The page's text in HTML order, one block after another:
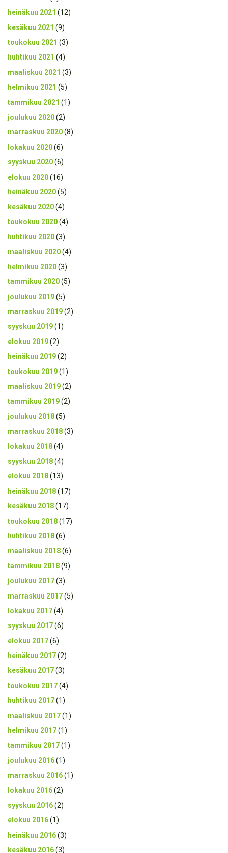
heinäkuu 2021 (12)
kesäkuu 2021 (9)
toukokuu 2021 (3)
huhtikuu 2021 (4)
maaliskuu 2021 (3)
helmikuu 2021 (5)
tammikuu 2021 (1)
joulukuu 2020(2)
marraskuu 2020(8)
lokakuu 2020(6)
syyskuu 2020(6)
elokuu 2020(16)
heinäkuu 2020(5)
kesäkuu 2020(4)
toukokuu 2020(4)
huhtikuu 2020(3)
maaliskuu 2020(4)
helmikuu 2020(3)
tammikuu 2020(5)
joulukuu 2019(5)
marraskuu 2019(2)
syyskuu 2019(1)
elokuu 2019(2)
heinäkuu 2019(2)
toukokuu 2019(1)
maaliskuu 2019(2)
tammikuu 2019(2)
joulukuu 2018(5)
marraskuu 2018(3)
lokakuu 2018(4)
syyskuu 2018(4)
elokuu 2018(13)
heinäkuu 2018(17)
kesäkuu 2018(17)
toukokuu 2018(17)
huhtikuu 2018(6)
maaliskuu 2018(6)
tammikuu 2018(9)
joulukuu 2017(3)
marraskuu 2017(5)
lokakuu 2017(4)
syyskuu 2017(6)
elokuu 2017(6)
heinäkuu 2017(2)
kesäkuu 2017(3)
toukokuu 2017(4)
huhtikuu 2017(1)
maaliskuu 2017(1)
helmikuu 2017(1)
tammikuu 2017(1)
joulukuu 2016(1)
marraskuu 2016(1)
lokakuu 2016(2)
syyskuu 2016(2)
elokuu 2016(1)
heinäkuu 2016(3)
kesäkuu 2016(3)